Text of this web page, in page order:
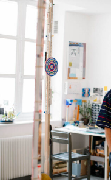
MAGAZINE
ESPACES DE
Recherche
Connexion
↓